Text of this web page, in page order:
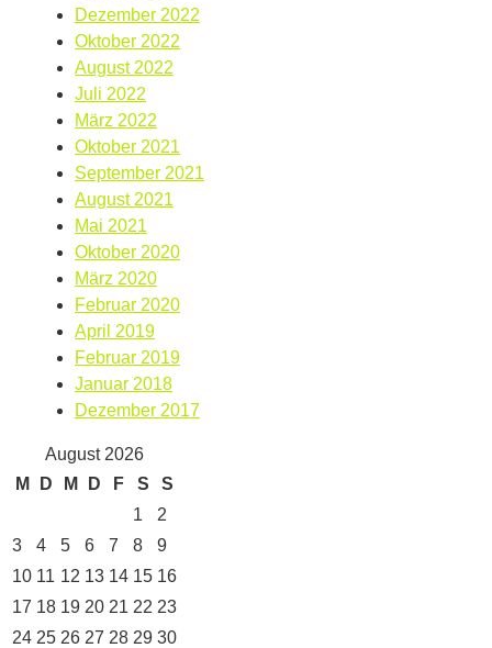
Dezember 2022
Oktober 2022
August 2022
Juli 2022
März 2022
Oktober 2021
September 2021
August 2021
Mai 2021
Oktober 2020
März 2020
Februar 2020
April 2019
Februar 2019
Januar 2018
Dezember 2017
August 2026
M
D M D F S
S
1
2
3
4 5 6 7 8
9
10 11 12 13 14 15 16
17 18 19 20 21 22 23
24 25 26 27 28 29 30